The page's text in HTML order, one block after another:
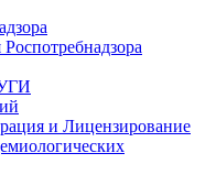
и Лицензирование